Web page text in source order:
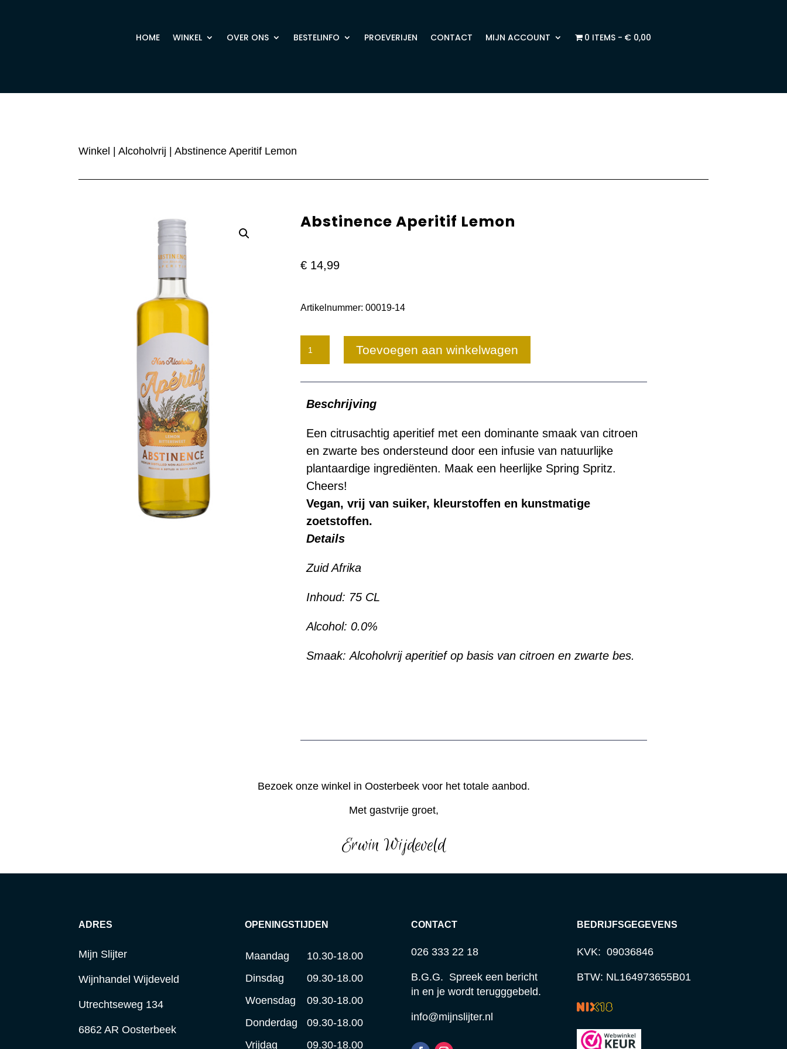
HOME WINKEL OVER ONS BESTELINFO PROEVERIJEN CONTACT MIJN ACCOUNT 0 ITEMS € 0,00
Winkel |Alcoholvrij | Abstinence Aperitif Lemon
Abstinence Aperitif Lemon
€14,99
Artikelnummer: 00019-14
Abstinence
Aperitif
aantal
Toevoegen aan winkelwagen
Beschrijving
Een citrusachtig aperitief met een dominante smaak van citroen
en zwarte bes ondersteund door een infusie van natuurlijke
plantaardige ingrediënten. Maak een heerlijke Spring Spritz.
Cheers!
Vegan, vrij van suiker, kleurstoffen en kunstmatige
zoetstoffen.
Details
Zuid Afrika
Inhoud: 75 CL
Alcohol: 0.0%
Smaak: Alcoholvrij aperitief op basis van citroen en zwarte bes.
Bezoek onze winkel in Oosterbeek voor het totale aanbod.
Met gastvrije groet,
Erwin Wijdeveld
ADRES
Mijn Slijter
Wijnhandel Wijdeveld
Utrechtseweg 134
6862 AR Oosterbeek
OPENINGSTIJDEN
Maandag
10.30-18.00
Dinsdag
09.30-18.00
Woensdag
09.30-18.00
Donderdag
09.30-18.00
Vrijdag
09.30-18.00
CONTACT
026 333 22 18
B.G.G. Spreek een bericht
in en je wordt terugggebeld.
info@mijnslijter.nl
BEDRIJFSGEGEVENS
KVK: 09036846
BTW: NL164973655B01